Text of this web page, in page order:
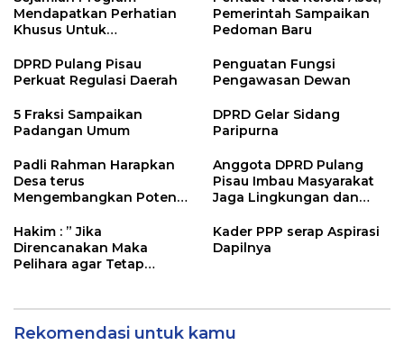
Mendapatkan Perhatian
Khusus Untuk
Pemerintah Sampaikan
Pedoman Baru
DPRD Pulang Pisau
Perkuat Regulasi Daerah
Penguatan Fungsi
Pengawasan Dewan
5 Fraksi Sampaikan
Padangan Umum
DPRD Gelar Sidang
Paripurna
Padli Rahman Harapkan
Desa terus
Mengembangkan Potensi
Anggota DPRD Pulang
Pisau Imbau Masyarakat
Jaga Lingkungan dan
Gozila
Hakim : ” Jika
Direncanakan Maka
Pelihara agar Tetap
Kader PPP serap Aspirasi
Dapilnya
Rekomendasi untuk kamu